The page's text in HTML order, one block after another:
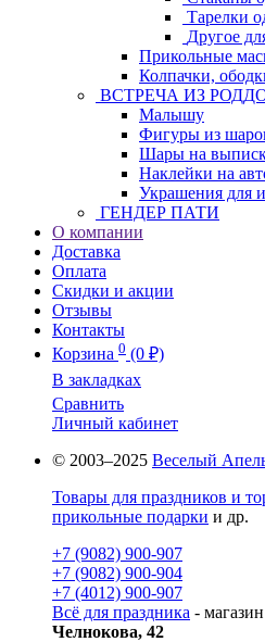
Тарелки
Другое
Прикольные
Колпачки,
ВСТРЕЧА ИЗ
Малышу
Фигуры из
Шары на
Наклейки на
Украшения для
ГЕНДЕР ПАТИ
О компании
Доставка
Оплата
Скидки и акции
Отзывы
Контакты
Корзина 0 (0 ₽)
В закладках
Сравнить
Личный кабинет
© 2003–2025 Веселый
Товары для праздников и
прикольные подарки и др.
+7 (9082) 900-907
+7 (9082) 900-904
+7 (4012) 900-907
Всё для праздника - магазин
Челнокова, 42